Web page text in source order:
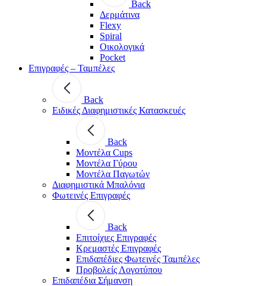
Back
Δερμάτινα
Flexy
Spiral
Οικολογικά
Pocket
Επιγραφές – Ταμπέλες
Back
Ειδικές Διαφημιστικές Κατασκευές
Back
Μοντέλα Cups
Μοντέλα Γύρου
Μοντέλα Παγωτών
Διαφημιστικά Μπαλόνια
Φωτεινές Επιγραφές
Back
Επιτοίχιες Επιγραφές
Κρεμαστές Επιγραφές
Επιδαπέδιες Φωτεινές Ταμπέλες
Προβολείς Λογοτύπου
Επιδαπέδια Σήμανση